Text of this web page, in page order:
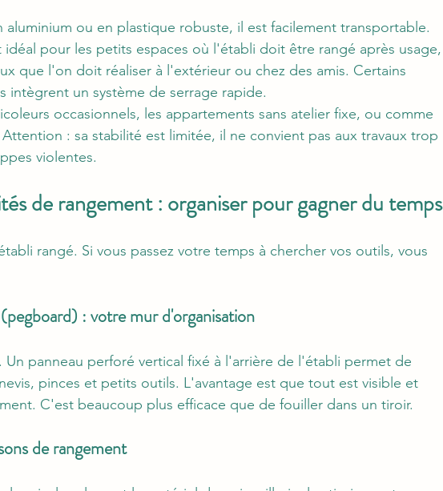
aluminium ou en plastique robuste, il est facilement transportable.
idéal pour les petits espaces où l'établi doit être rangé après usage,
que l'on doit réaliser à l'extérieur ou chez des amis. Certains
intègrent un système de serrage rapide.
occasionnels, les appartements sans atelier fixe, ou comme
: sa stabilité est limitée, il ne convient pas aux travaux trop
violentes.
de rangement : organiser pour gagner du temps
rangé. Si vous passez votre temps à chercher vos outils, vous
: votre mur d'organisation
panneau perforé vertical fixé à l'arrière de l'établi permet de
pinces et petits outils. L'avantage est que tout est visible et
C'est beaucoup plus efficace que de fouiller dans un tiroir.
de rangement